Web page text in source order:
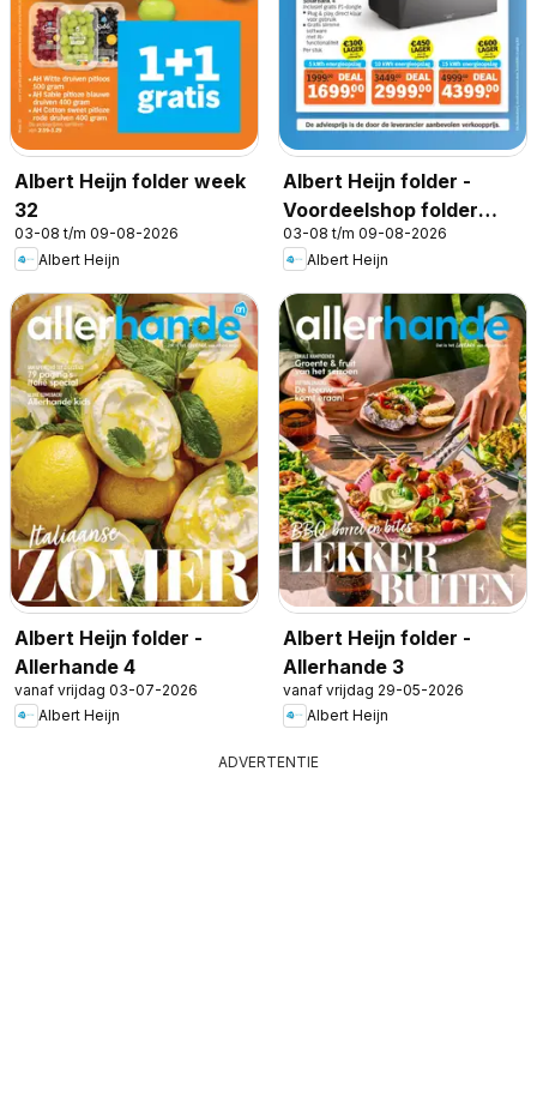
Albert Heijn folder week
32
03-08 t/m 09-08-2026
Albert Heijn
Albert Heijn folder -
Voordeelshop folder
week 32
03-08 t/m 09-08-2026
Albert Heijn
Albert Heijn folder -
Allerhande 4
vanaf vrijdag 03-07-2026
Albert Heijn
Albert Heijn folder -
Allerhande 3
vanaf vrijdag 29-05-2026
Albert Heijn
ADVERTENTIE